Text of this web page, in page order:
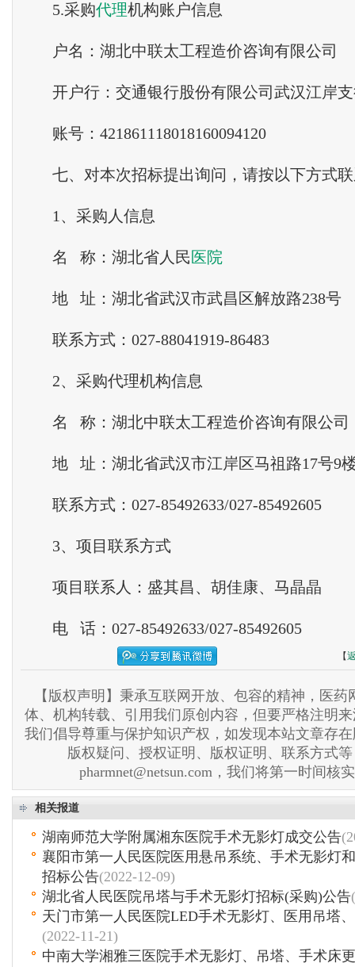
5.采购代理机构账户信息
户名：湖北中联太工程造价咨询有限公司
开户行：交通银行股份有限公司武汉江岸
账号：421861118018160094120
七、对本次招标提出询问，请按以下方式
1、采购人信息
名 称：湖北省人民医院
地 址：湖北省武汉市武昌区解放路238号
联系方式：027-88041919-86483
2、采购代理机构信息
名 称：湖北中联太工程造价咨询有限公司
地 址：湖北省武汉市江岸区马祖路17号9
联系方式：027-85492633/027-85492605
3、项目联系方式
项目联系人：盛其昌、胡佳康、马晶晶
电 话：027-85492633/027-85492605
【
【版权声明】秉承互联网开放、包容的精神，医药
体、机构转载、引用我们原创内容，但要严格注明
我们倡导尊重与保护知识产权，如发现本站文章存
版权疑问、授权证明、版权证明、联系方式
pharmnet@netsun.com，我们将第一时间核
相关报道
湖南师范大学附属湘东医院手术无影灯成交公告
襄阳市第一人民医院医用悬吊系统、手术无影灯
招标公告(2022-12-09)
湖北省人民医院吊塔与手术无影灯招标(采购)公告
天门市第一人民医院LED手术无影灯、医用吊塔
(2022-11-21)
中南大学湘雅三医院手术无影灯、吊塔、手术床